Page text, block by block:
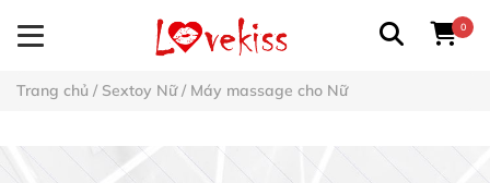
0
Trang chủ / Sextoy Nữ/ Máy massage cho Nữ